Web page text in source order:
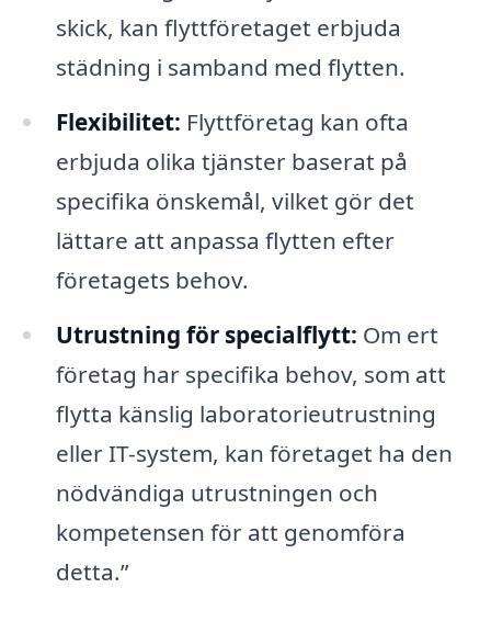
skick, kan flyttföretaget erbjuda
städning i samband med flytten.
Flexibilitet: Flyttföretag kan ofta
erbjuda olika tjänster baserat på
specifika önskemål, vilket gör det
lättare att anpassa flytten efter
företagets behov.
Utrustning för specialflytt: Om ert
företag har specifika behov, som att
flytta känslig laboratorieutrustning
eller IT-system, kan företaget ha den
nödvändiga utrustningen och
kompetensen för att genomföra
detta.”